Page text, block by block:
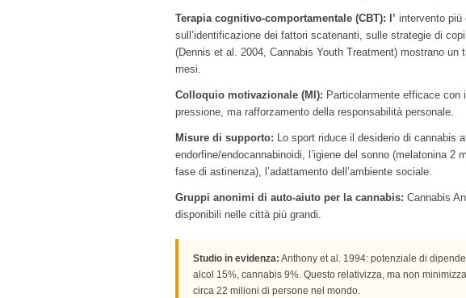
Terapia cognitivo-comportamentale (CBT): l’ intervento più
sull’identificazione dei fattori scatenanti, sulle strategie di
(Dennis et al. 2004, Cannabis Youth Treatment) mostrano
mesi.
Colloquio motivazionale (MI): Particolarmente efficace
pressione, ma rafforzamento della responsabilità personale.
Misure di supporto: Lo sport riduce il desiderio di cannabis
endorfine/endocannabinoidi, l’igiene del sonno (melatonina 2
fase di astinenza), l’adattamento dell’ambiente sociale.
Gruppi anonimi di auto-aiuto per la cannabis: Cannabis
disponibili nelle città più grandi.
Studio in evidenza: Anthony et al. 1994: potenziale di
alcol 15%, cannabis 9%. Questo relativizza, ma non
circa 22 milioni di persone nel mondo.